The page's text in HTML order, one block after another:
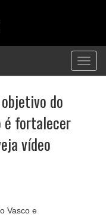
do
é fortalecer
vídeo
Vasco e